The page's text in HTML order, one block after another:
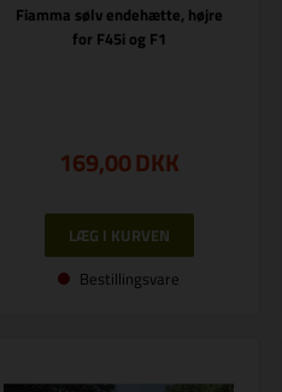
Fiamma sølv endehætte, højre
for F45i og F1
169,00DKK
Bestillingsvare